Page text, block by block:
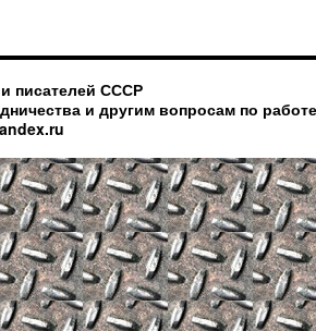
писателей СССР
и другим вопросам по